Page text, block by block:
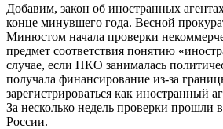
Добавим, закон об иностранных
конце минувшего года. Весной
Минюстом начала проверки
предмет соответствия понятию
случае, если НКО занималась
получала финансирование из-за
зарегистрироваться как иностранный
За несколько недель проверки прошли
России.